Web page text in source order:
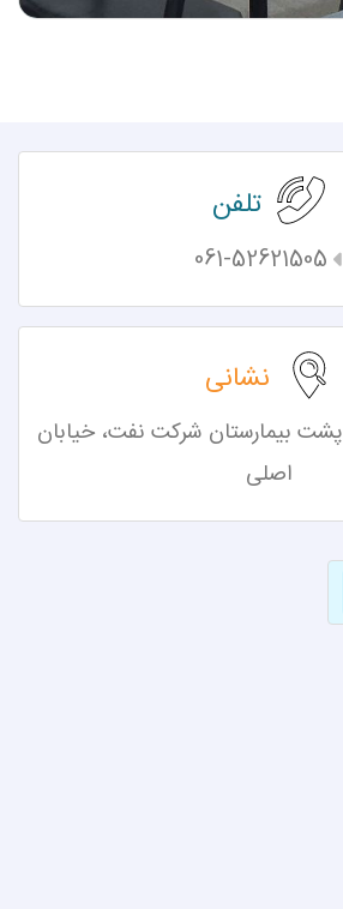
تلفن
061-52621505
نشانی
پشت بیمارستان شرکت نفت، خیابان
اصلی